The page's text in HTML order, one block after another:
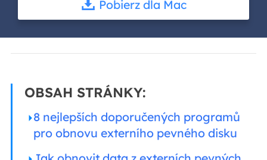
Pobierz dla Mac
OBSAH STRÁNKY:
8 nejlepších doporučených programů
pro obnovu externího pevného disku